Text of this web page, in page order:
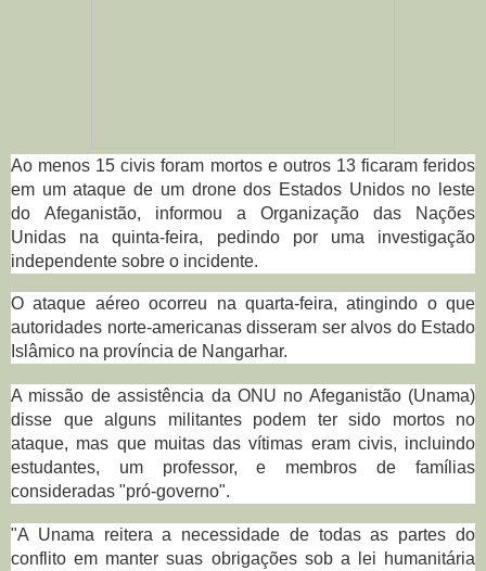
Ao menos 15 civis foram mortos e outros 13 ficaram feridos
em um ataque de um drone dos Estados Unidos no leste
do Afeganistão, informou a Organização das Nações
Unidas na quinta-feira, pedindo por uma investigação
independente sobre o incidente.
O ataque aéreo ocorreu na quarta-feira, atingindo o que
autoridades norte-americanas disseram ser alvos do Estado
Islâmico na província de Nangarhar.
A missão de assistência da ONU no Afeganistão (Unama)
disse que alguns militantes podem ter sido mortos no
ataque, mas que muitas das vítimas eram civis, incluindo
estudantes, um professor, e membros de famílias
consideradas "pró-governo".
"A Unama reitera a necessidade de todas as partes do
conflito em manter suas obrigações sob a lei humanitária